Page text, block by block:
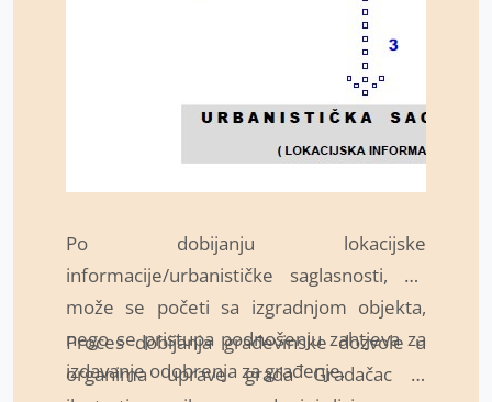
Po dobijanju lokacijske
informacije/urbanističke saglasnosti, ne
može se početi sa izgradnjom objekta,
nego se pristupa podnošenju zahtjeva za
izdavanje odobrenja za građenje.
Proces dobijanja građevinske dozvole u
organima uprave grada Gradačac je